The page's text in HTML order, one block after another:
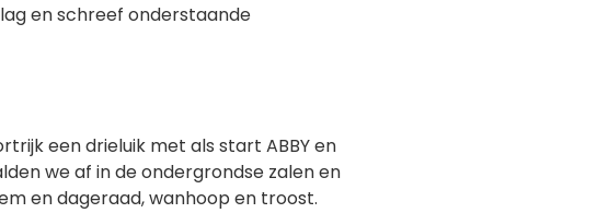
en schreef onderstaande
een drieluik met als start ABBY en
we af in de ondergrondse zalen en
en dageraad, wanhoop en troost.